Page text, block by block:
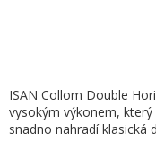
ISAN Collom Double
vysokým výkonem,
snadno nahradí klasická